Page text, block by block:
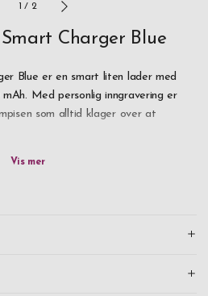
1 / 2
Charger Blue
Blue er en smart liten lader med
Med personlig inngravering er
som alltid klager over at
7, 8, X, Samsung, Sony m.fl. med.
lades. Dette gjør Mini Smart
1 kabel.